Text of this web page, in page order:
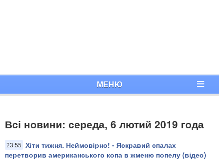
МЕНЮ
Всі новини: середа, 6 лютий 2019 года
23:55
Хіти тижня. Неймовірно! - Яскравий спалах
перетворив американського копа в жменю попелу (відео)